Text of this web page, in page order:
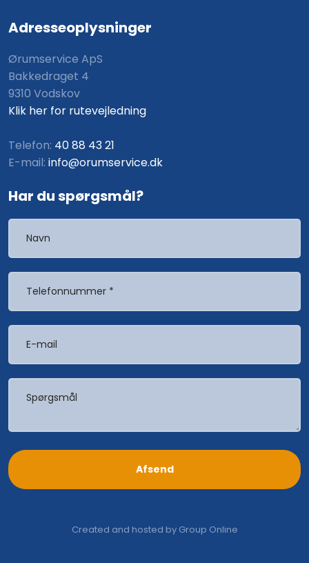
Adresseoplysninger
​Ørumservice ApS
Bakkedraget 4
9310 Vodskov
Klik her for rutevejledning
Telefon: 40 88 43 21
E-mail: info@orumservice.dk
Har du spørgsmål?
Created and hosted by Group Online